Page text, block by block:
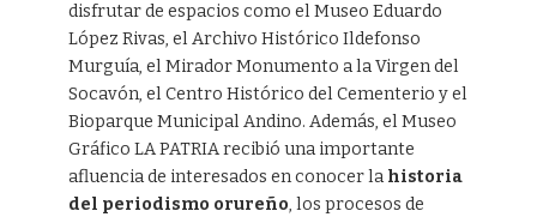
disfrutar de espacios como el Museo Eduardo
López Rivas, el Archivo Histórico Ildefonso
Murguía, el Mirador Monumento a la Virgen del
Socavón, el Centro Histórico del Cementerio y el
Bioparque Municipal Andino. Además, el Museo
Gráfico LA PATRIA recibió una importante
afluencia de interesados en conocer la historia
del periodismo orureño, los procesos de